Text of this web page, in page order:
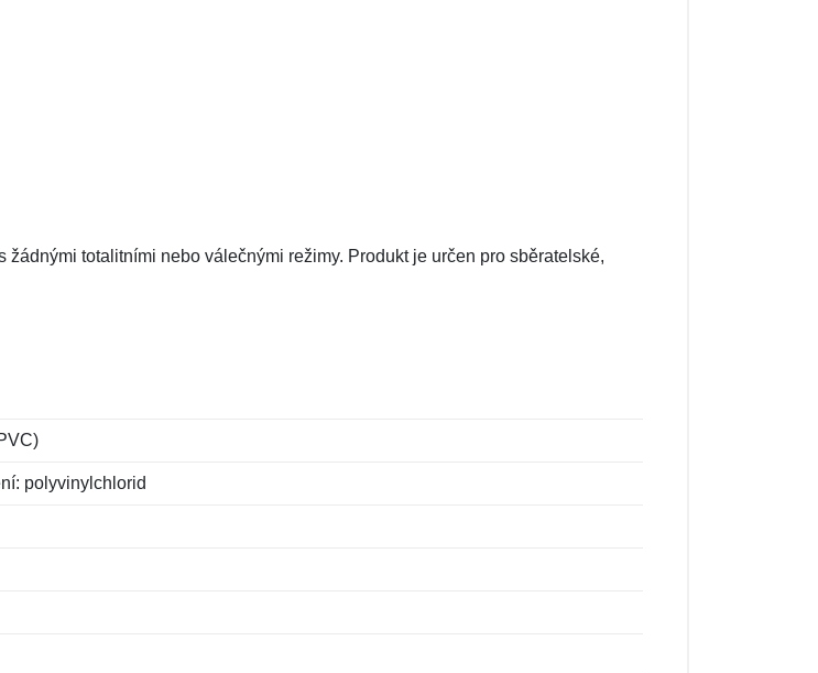
totalitními nebo válečnými režimy. Produkt je určen pro sběratelské,
polyvinylchlorid